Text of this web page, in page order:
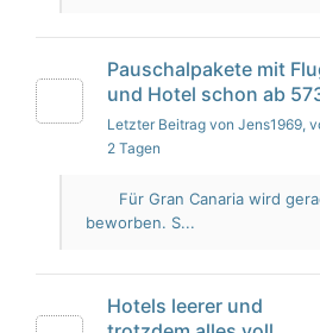
Pauschalpakete mit
und Hotel schon ab
Letzter Beitrag von Jens1969,
2 Tagen
Für Gran Canaria wird
beworben. S...
Hotels leerer und